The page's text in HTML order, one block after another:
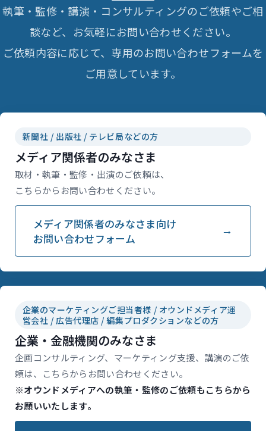
執筆・監修・講演・コンサルティングのご依頼やご相
談など、お気軽にお問い合わせください。
ご依頼内容に応じて、専用のお問い合わせフォームを
ご用意しています。
新聞社 / 出版社 / テレビ局などの方
メディア関係者のみなさま
取材・執筆・監修・出演のご依頼は、
こちらからお問い合わせください。
メディア関係者のみなさま向け
お問い合わせフォーム
企業のマーケティングご担当者様 / オウンドメディア運
営会社 / 広告代理店 / 編集プロダクションなどの方
企業・金融機関のみなさま
企画コンサルティング、マーケティング支援、講演のご依
頼は、こちらからお問い合わせください。
※オウンドメディアへの執筆・監修のご依頼もこちらから
お願いいたします。